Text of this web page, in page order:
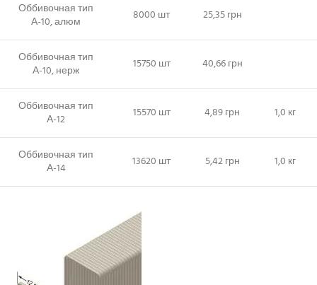
Оббивочная тип
А-10, алюм
8000 шт 25,35 грн
Оббивочная тип
А-10, нерж
15750 шт 40,66 грн
Оббивочная тип
А-12
15570 шт 4,89 грн 1,0 кг
Оббивочная тип
А-14
13620 шт 5,42 грн 1,0 кг